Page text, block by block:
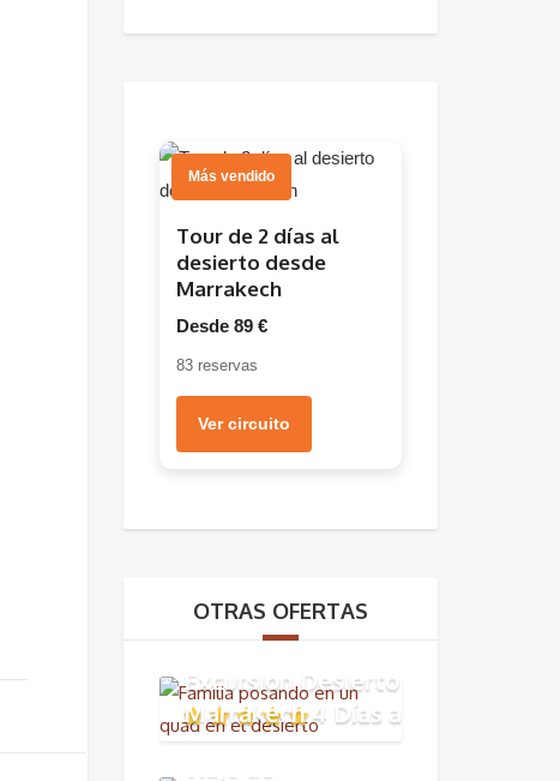
Más vendido
Tour de 2 días al
desierto desde
Marrakech
Desde 89 €
83 reservas
Ver circuito
OTRAS OFERTAS
Excursión Desierto
Marrakech 4 Días a